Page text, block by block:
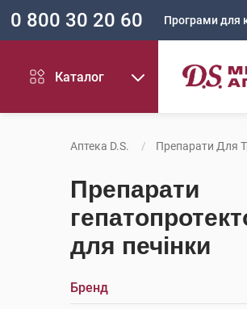
0 800 30 20 60 Програми для
Каталог
Аптека D.S. Препарати Для
Препарати
для печінки
Бренд